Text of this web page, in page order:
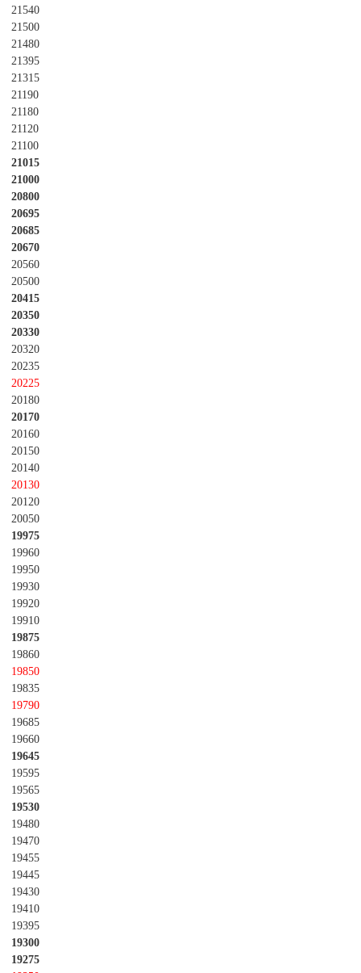
21540
21500
21480
21395
21315
21190
21180
21120
21100
21015
21000
20800
20695
20685
20670
20560
20500
20415
20350
20330
20320
20235
20225
20180
20170
20160
20150
20140
20130
20120
20050
19975
19960
19950
19930
19920
19910
19875
19860
19850
19835
19790
19685
19660
19645
19595
19565
19530
19480
19470
19455
19445
19430
19410
19395
19300
19275